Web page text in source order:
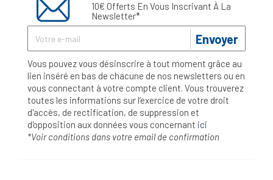
10€ Offerts En Vous Inscrivant À La
Newsletter*
Envoyer
Vous pouvez vous désinscrire à tout moment grâce au
lien inséré en bas de chacune de nos newsletters ou en
vous connectant à votre compte client. Vous trouverez
toutes les informations sur l’exercice de votre droit
d'accès, de rectification, de suppression et
d'opposition aux données vous concernant ici
*Voir conditions dans votre email de confirmation